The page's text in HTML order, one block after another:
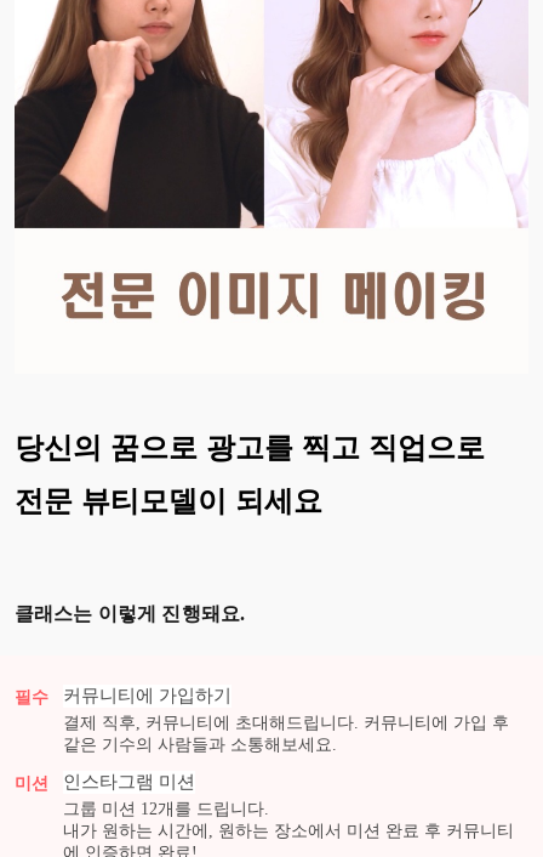
당신의 꿈으로 광고를 찍고 직업으로
전문 뷰티모델이 되세요
클래스는 이렇게 진행돼요.
필수 커뮤니티에 가입하기
결제 직후, 커뮤니티에 초대해드립니다. 커뮤니티에 가입 후
같은 기수의 사람들과 소통해보세요.
미션 인스타그램 미션
그룹 미션 12개를 드립니다.
내가 원하는 시간에, 원하는 장소에서 미션 완료 후 커뮤니티
에 인증하면 완료!